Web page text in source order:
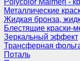
Polycolor Maimeri -
Металлические
Жидкая бронза,
Блестящие краски-
Зеркальный эффект
Трансферная
Поталь